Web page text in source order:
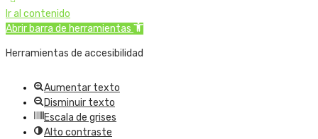
Ir al contenido
Abrir barra de herramientas
Herramientas de accesibilidad
Aumentar texto
Disminuir texto
Escala de grises
Alto contraste